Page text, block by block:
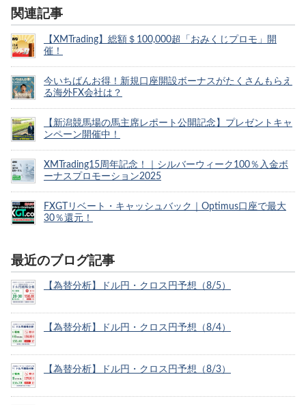
関連記事
【XMTrading】総額＄100,000超「おみくじプロモ」開
催！
今いちばんお得！新規口座開設ボーナスがたくさんもらえ
る海外FX会社は？
【新潟競馬場の馬主席レポート公開記念】プレゼントキャ
ンペーン開催中！
XMTrading15周年記念！｜シルバーウィーク100％入金ボ
ーナスプロモーション2025
FXGTリベート・キャッシュバック｜Optimus口座で最大
30％還元！
最近のブログ記事
【為替分析】ドル円・クロス円予想（8/5）
【為替分析】ドル円・クロス円予想（8/4）
【為替分析】ドル円・クロス円予想（8/3）